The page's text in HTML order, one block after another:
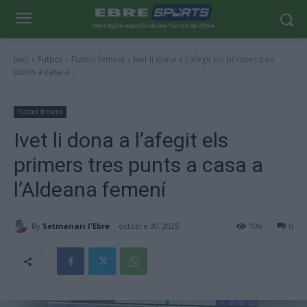
Inici Futbol Futbol femení
Ivet li dona a l'afegit els primers tres
punts a casa a...
Futbol femení
Ivet li dona a l’afegit els
primers tres punts a casa a
l’Aldeana femení
By Setmanari l'Ebre octubre 30, 2025 0
106